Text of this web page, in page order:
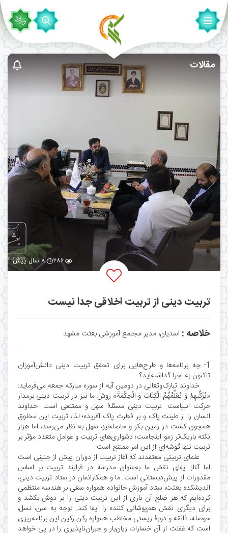
مقالات
۲۸۶ ۸ سال پیش
تربیت دینی از تربیت اخلاقی جدا نیست
خلاصه : اسدیان، مدیر مجتمع آموزشی بعثت مشهد
1- چه برنامه‌ها و طرح‌هایی برای تحقق تربیت دینی دانش‌آموزان
تاکنون به اجرا گذاشته‌اید؟
خداوند تبارک‌وتعالی در دومین آیه از سوره مبارکه جمعه می‌فرماید:
«یُزَکِّیهِمْ وَ یُعَلِّمُهُمُ الْکِتَابَ وَ الْحِکْمَةَ» روش ما نیز در تربیت دینی برمدار
حرکت انبیاست. تربیت دینی مسئلۀ سهل و ممتنعی است. خداوند
انسان را از طینت پاک و بر فطرت پاک آفریده؛ لذا، تربیت این مخلوق
همچون کشت در زمین بکر و حاصلخیز، سهل به نظر می‌رسد، اما هزار
نکته باریک‌تر زمو اینجاست؛ دشواری‌های تربیت و عوامل متعدد مؤثر بر
تربیت تنها گوشه‌ای از این امر ممتنع است.
علمای تربیتی معتقدند که آغاز تربیت از دوران پیش از جنینی است
اما آغاز ایفای نقش ما به‌عنوان مدرسه در فرایند تربیت بر اساس
مقدورات از پیش‌دبستانی است. ما و همکارانمان در ستاد تربیت دینی،
اندیشکده بعثت، ستاد آموزش خانواده همواره سعی بر هندسه منتظمی
کرده‌ایم که هر ضلع آن باری از این تربیت دینی را بر دوش بکشد و
برای دیگری نقش هم‌پوشانی کننده را ایفا کند. توجه به سن، نسل،
حوصله، ذائقه و دورۀ زیستی مخاطب همواره رکن رکین این برنامه‌ریزی
است که غفلت از آن خسارات زیان‌بار و جبران‌ناپذیری را در پی خواهد